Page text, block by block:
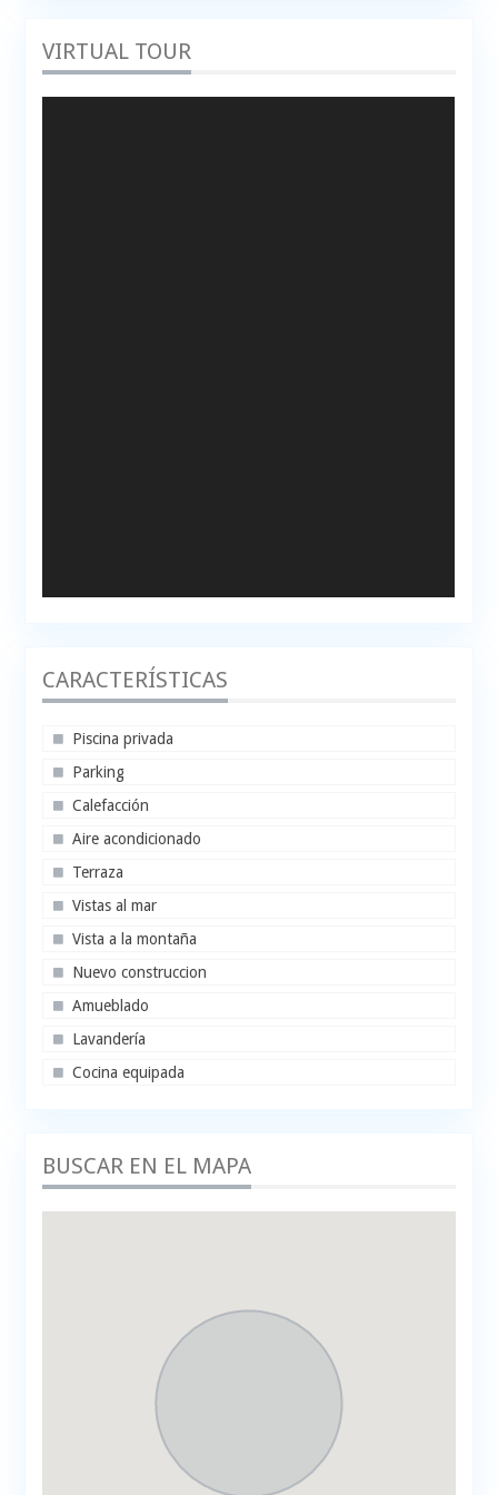
VIRTUAL TOUR
CARACTERÍSTICAS
Piscina privada
Parking
Calefacción
Aire acondicionado
Terraza
Vistas al mar
Vista a la montaña
Nuevo construccion
Amueblado
Lavandería
Cocina equipada
BUSCAR EN EL MAPA